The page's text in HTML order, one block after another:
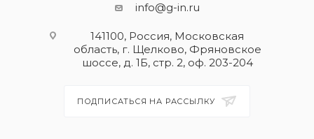
info@g-in.ru
141100, Россия, Московская
область, г. Щелково, Фряновское
шоссе, д. 1Б, стр. 2, оф. 203-204
ПОДПИСАТЬСЯ НА РАССЫЛКУ